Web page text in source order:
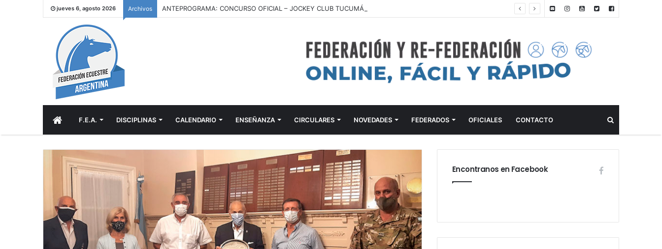
jueves 6, agosto 2026 Archivos ANTEPROGRAMA: CONCURSO OFICIAL – JOCKEY CLUB TUCUMÁN – 22 Y 23 DE AGOSTO DE 2026
INICIOF.E.A. DISCIPLINAS CALENDARIO ENSEÑANZA CIRCULARES NOVEDADES FEDERADOS OFICIALES CONTACTO
Encontranos en Facebook